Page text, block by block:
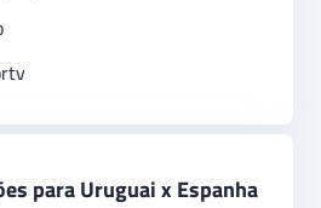
para Uruguai x Espanha